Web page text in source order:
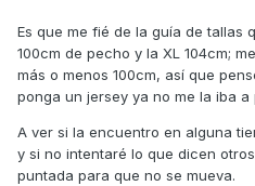
Es que me fié de la guía de tallas
100cm de pecho y la XL 104cm;
más o menos 100cm, así que
ponga un jersey ya no me la iba a
A ver si la encuentro en alguna
y si no intentaré lo que dicen
puntada para que no se mueva.